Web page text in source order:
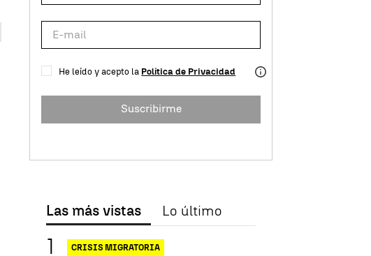
He leído y acepto la Política de Privacidad
Suscribirme
Las más vistas Lo último
CRISIS MIGRATORIA